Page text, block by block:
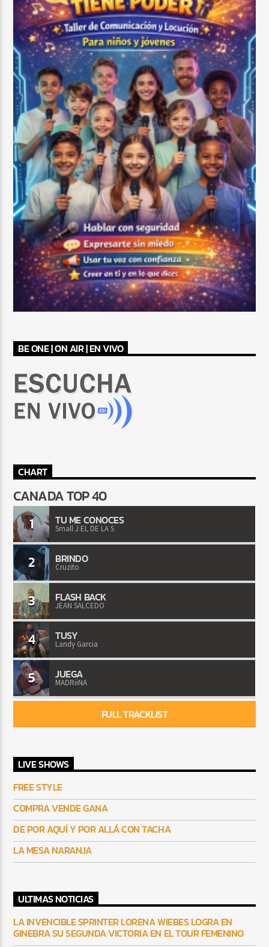
BE ONE | ON AIR | EN VIVO
CHART
CANADA TOP 40
1 TU ME CONOCES
Small J EL DE LA S
2 BRINDO
Cruzito
3 FLASH BACK
JEAN SALCEDO
4 TUSY
Landy Garcia
5 JUEGA
MADRiiNA
FULL TRACKLIST
LIVE SHOWS
FREE STYLE
COMPRA VENDE GANA
DE POR AQUÍ Y POR ALLÁ CON TACHA
LA MESA NARANJA
ULTIMAS NOTICIAS
LA INVENCIBLE SPRINTER LORENA WIEBES LOGRA EN
GINEBRA SU SEGUNDA VICTORIA EN EL TOUR FEMENINO